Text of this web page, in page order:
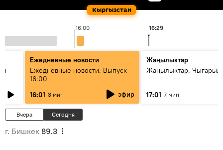
Кыргызстан
16:00 16:29
Ежедневные новости
Ежедневные новости. Выпуск
16:00
16:01 3 мин эфир
Жаңылыктар
Жаңылыктар.
17:01 7 мин
Вчера Сегодня
г. Бишкек 89.3